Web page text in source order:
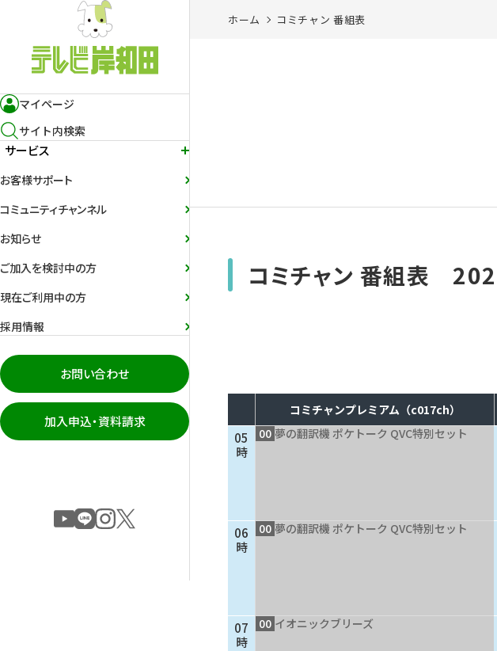
マイページ
サイト内検索
サービス
お客様サポート
コミュニティチャンネル
お知らせ
ご加入を検討中の方
現在ご利用中の方
採用情報
お問い合わせ
加入申込・資料請求
ホーム コミチャン 番組表
コミチャン 番組表
コミチャンプレミアム（c017ch）
05
時
06
時
07
時
00 夢の翻訳機 ポケトーク QVC特別セット
00 夢の翻訳機 ポケトーク QVC特別セット
00 イオニックブリーズ